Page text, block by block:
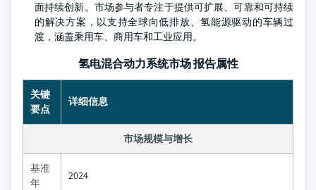
面持续创新。市场参与者专注于提供可扩展、可靠和可持续
的解决方案，以支持全球向低排放、氢能源驱动的车辆过
渡，涵盖乘用车、商用车和工业应用。
氢电混合动力系统市场 报告属性
关键
要点
详细信息
市场规模与增长
基准
年
2024